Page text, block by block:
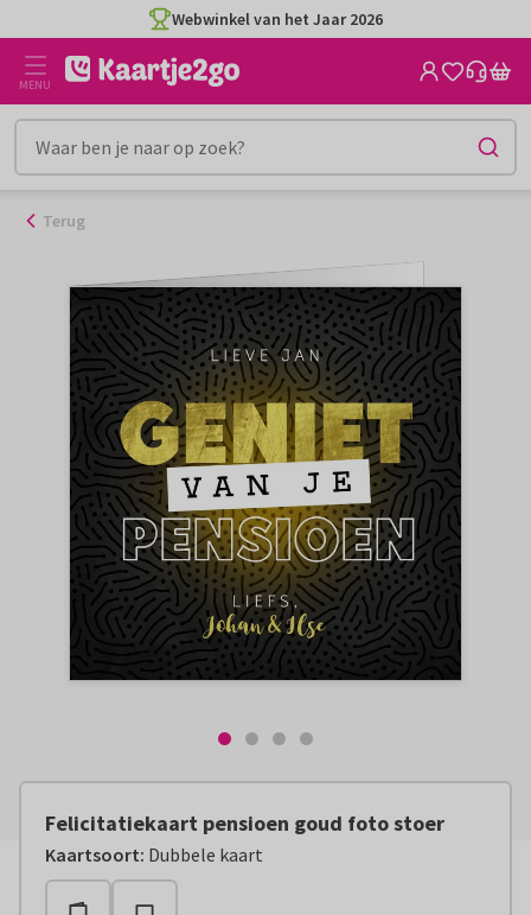
naar
inhoud
Webwinkel van het Jaar 2026
MENU
Terug
Felicitatiekaart pensioen goud foto stoer
Kaartsoort: Dubbele kaart
Vanaf:€ 2,79 excl. verzendkosten